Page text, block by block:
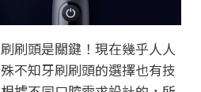
刷頭是關鍵！現在幾乎人人
不知牙刷刷頭的選擇也有技